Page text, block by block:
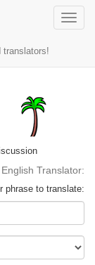
Toggle
translators!
Translator:
phrase to translate: